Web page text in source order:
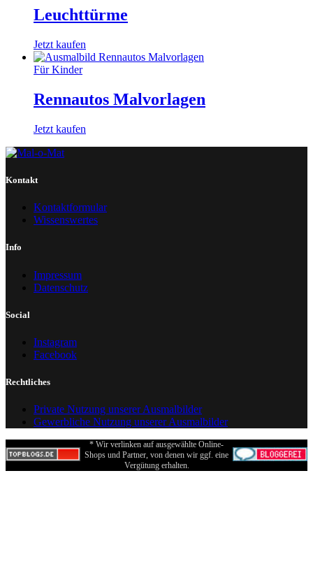
Leuchttürme
Jetzt kaufen
Für Kinder
Rennautos Malvorlagen
Jetzt kaufen
Kontakt
Kontaktformular
Wissenswertes
Info
Impressum
Datenschutz
Social
Instagram
Facebook
Rechtliches
Private Nutzung unserer Ausmalbilder
Gewerbliche Nutzung unserer Ausmalbilder
* Wir verlinken auf ausgewählte Online-
Shops und Partner, von denen wir ggf. eine
Vergütung erhalten.